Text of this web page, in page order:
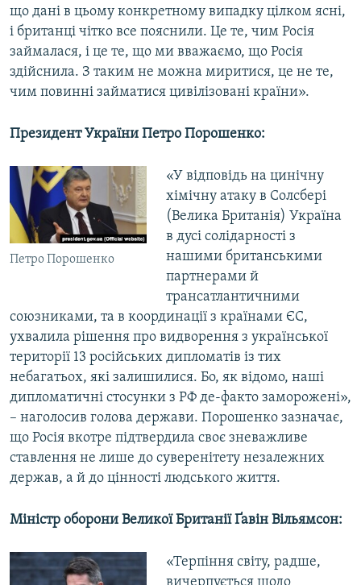
що дані в цьому конкретному випадку цілком ясні,
і британці чітко все пояснили. Це те, чим Росія
займалася, і це те, що ми вважаємо, що Росія
здійснила. З таким не можна миритися, це не те,
чим повинні займатися цивілізовані країни».
Президент України Петро Порошенко:
Петро Порошенко
«У відповідь на цинічну
хімічну атаку в Солсбері
(Велика Британія) Україна
в дусі солідарності з
нашими британськими
партнерами й
трансатлантичними
союзниками, та в координації з країнами ЄС,
ухвалила рішення про видворення з української
території 13 російських дипломатів із тих
небагатьох, які залишилися. Бо, як відомо, наші
дипломатичні стосунки з РФ де-факто заморожені»,
– наголосив голова держави. Порошенко зазначає,
що Росія вкотре підтвердила своє зневажливе
ставлення не лише до суверенітету незалежних
держав, а й до цінності людського життя.
Міністр оборони Великої Британії Ґавін Вільямсон:
«Терпіння світу, радше,